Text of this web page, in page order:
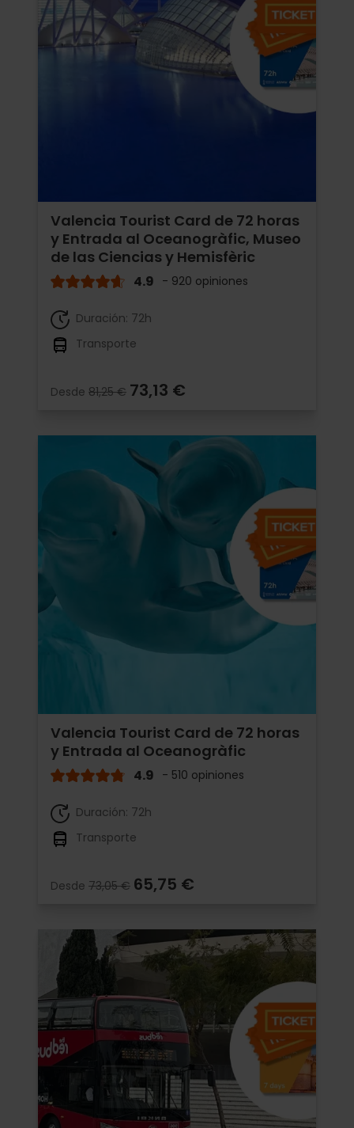
Valencia Tourist Card de 72 horas
y Entrada al Oceanogràfic, Museo
de las Ciencias y Hemisfèric
4.9 - 920 opiniones
Duración: 72h
Transporte
Desde 81,25 € 73,13 €
Valencia Tourist Card de 72 horas
y Entrada al Oceanogràfic
4.9 - 510 opiniones
Duración: 72h
Transporte
Desde 73,05 € 65,75 €